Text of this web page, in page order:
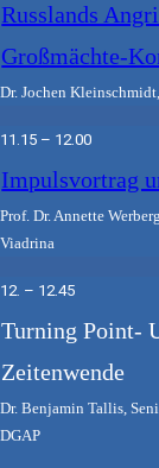
Russlands
Großmächte-
Dr. Jochen
11.15 – 12.00
Impulsvortrag
Prof. Dr. Annette
Viadrina
12. – 12.45
Turning Point-
Zeitenwende
Dr. Benjamin Tallis,
DGAP